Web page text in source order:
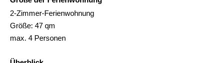
2-Zimmer-Ferienwohnung
Größe: 47 qm
max. 4 Personen